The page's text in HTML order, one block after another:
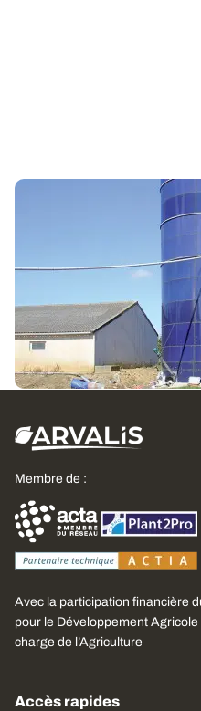
Maïs grain humide -
du stockage par
Comment évolue la qualité
tout au long d’une année ?
01 AOÛT 2013
Membre de :
Avec la participation financière
pour le Développement
charge de l’Agriculture
Accès rapides